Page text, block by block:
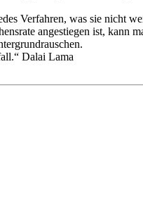
Verfahren, was sie nicht
angestiegen ist, kann
Dalai Lama